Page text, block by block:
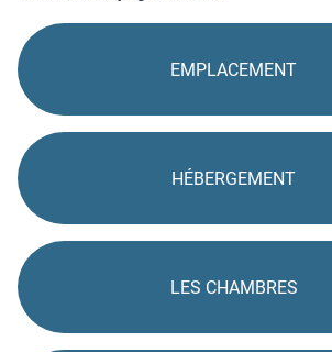
EMPLACEMENT
HÉBERGEMENT
LES CHAMBRES